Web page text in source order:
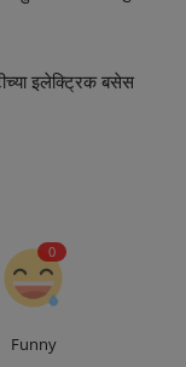
इलेक्ट्रिक बसेस
0
Funny